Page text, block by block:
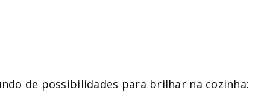
de possibilidades para brilhar na cozinha: